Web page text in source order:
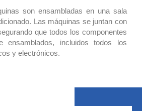
son ensambladas en una sala
Las máquinas se juntan con
que todos los componentes
ensamblados, incluidos todos los
y electrónicos.